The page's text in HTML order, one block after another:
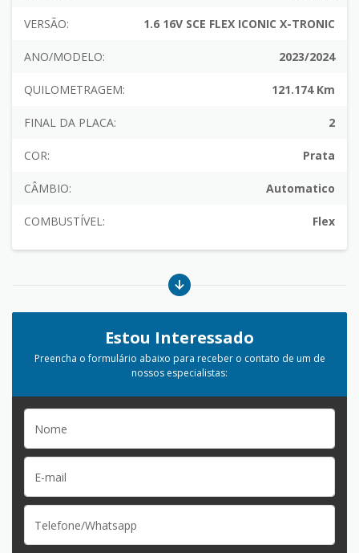
VERSÃO: 1.6 16V SCE FLEX ICONIC X-TRONIC
ANO/MODELO: 2023/2024
QUILOMETRAGEM: 121.174 Km
FINAL DA PLACA: 2
COR: Prata
CÂMBIO: Automatico
COMBUSTÍVEL: Flex
Estou Interessado
Preencha o formulário abaixo para receber o contato de um de
nossos especialistas: